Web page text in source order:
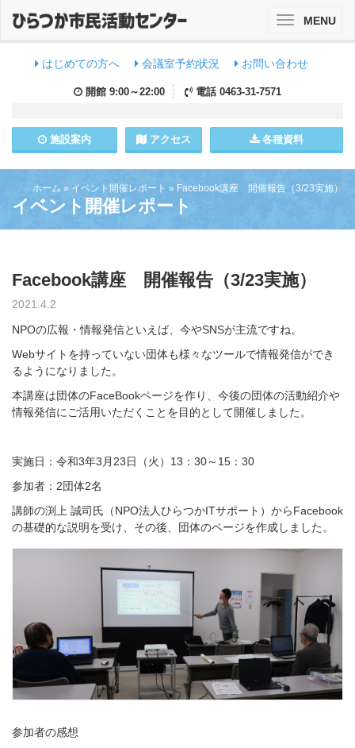
はじめての方へ 会議室予約状況 お問い合わせ
開館 9:00～22:00 電話 0463-31-7571
施設案内 アクセス 各種資料
ToggleMENU
ホーム » イベント開催レポート » Facebook講座 開催報告（3/23実施）
イベント開催レポート
Facebook講座 開催報告（3/23実施）
2021.4.2
NPOの広報・情報発信といえば、今やSNSが主流ですね。
Webサイトを持っていない団体も様々なツールで情報発信ができ
るようになりました。
本講座は団体のFaceBookページを作り、今後の団体の活動紹介や
情報発信にご活用いただくことを目的として開催しました。
実施日：令和3年3月23日（火）13：30～15：30
参加者：2団体2名
講師の渕上 誠司氏（NPO法人ひらつかITサポート）からFacebook
の基礎的な説明を受け、その後、団体のページを作成しました。
参加者の感想